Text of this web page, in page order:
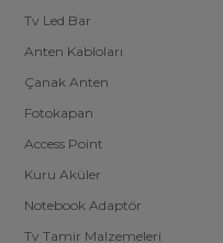
Tv Led Bar
Anten Kabloları
Çanak Anten
Fotokapan
Access Point
Kuru Aküler
Notebook Adaptör
Tv Tamir Malzemeleri